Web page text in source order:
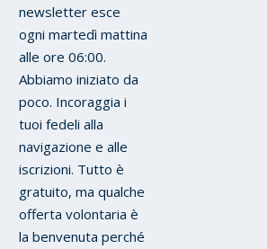
newsletter esce
ogni martedì mattina
alle ore 06:00.
Abbiamo iniziato da
poco. Incoraggia i
tuoi fedeli alla
navigazione e alle
iscrizioni. Tutto è
gratuito, ma qualche
offerta volontaria è
la benvenuta perché